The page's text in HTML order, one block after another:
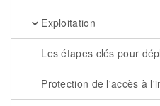
Exploitation
Les étapes clés pour
Protection de l'accès à